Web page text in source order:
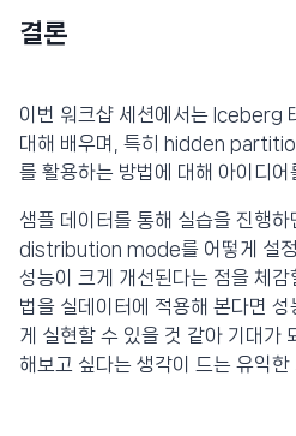
결론
이번 워크샵 세션에서는 Iceberg
대해 배우며, 특히 hidden
를 활용하는 방법에 대해 아이디어
샘플 데이터를 통해 실습을 진행
distribution mode를 어떻게 설정
성능이 크게 개선된다는 점을 체감
법을 실데이터에 적용해 본다면
게 실현할 수 있을 것 같아 기대가
해보고 싶다는 생각이 드는 유익한